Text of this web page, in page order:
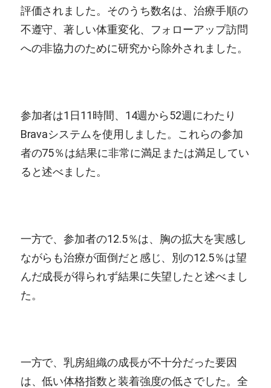
評価されました。そのうち数名は、治療手順の
不遵守、著しい体重変化、フォローアップ訪問
への非協力のために研究から除外されました。
参加者は1日11時間、14週から52週にわたり
Bravaシステムを使用しました。これらの参加
者の75％は結果に非常に満足または満足してい
ると述べました。
一方で、参加者の12.5％は、胸の拡大を実感し
ながらも治療が面倒だと感じ、別の12.5％は望
んだ成長が得られず結果に失望したと述べまし
た。
一方で、乳房組織の成長が不十分だった要因
は、低い体格指数と装着強度の低さでした。全